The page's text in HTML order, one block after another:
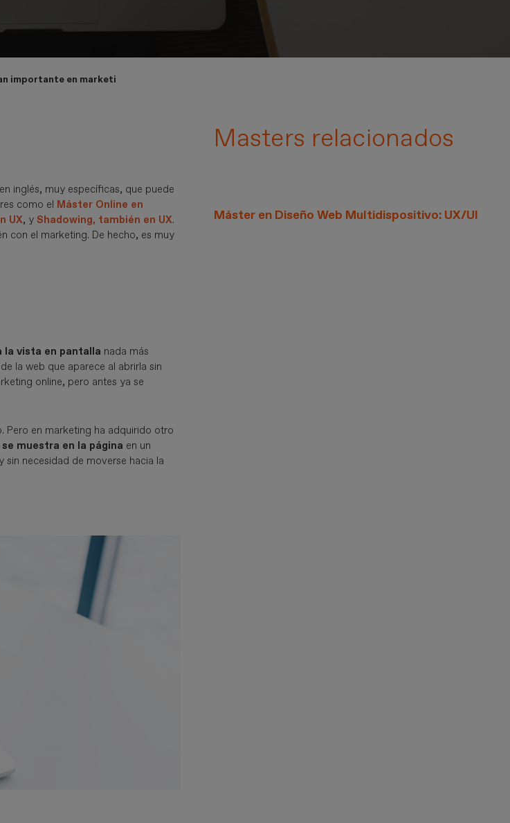
importante en marketing?
inglés, muy específicas, que puede
como el Máster Online en
UX, yShadowing, también en UX.
con el marketing. De hecho, es muy
la vista en pantalla nada más
la web que aparece al abrirla sin
online, pero antes ya se
Pero en marketing ha adquirido otro
muestra en la página en un
sin necesidad de moverse hacia la
Masters relacionados
Máster en Diseño Web Multidispositivo: UX/UI